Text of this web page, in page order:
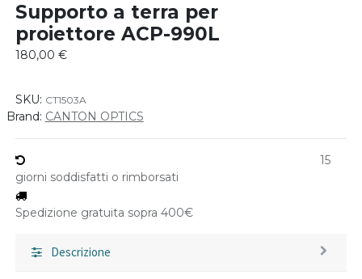
Supporto a terra per
proiettore ACP-990L
180,00 €
SKU: CT1503A
Brand: CANTON OPTICS
15
giorni soddisfatti o rimborsati
Spedizione gratuita sopra 400€
Descrizione